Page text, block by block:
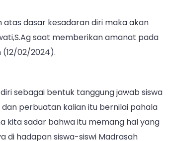
Siswa
Miliki
atas dasar kesadaran diri maka akan
saat memberikan amanat pada
(12/02/2024).
sebagai bentuk tanggung jawab siswa
perbuatan kalian itu bernilai pahala
kita sadar bahwa itu memang hal yang
di hadapan siswa-siswi Madrasah